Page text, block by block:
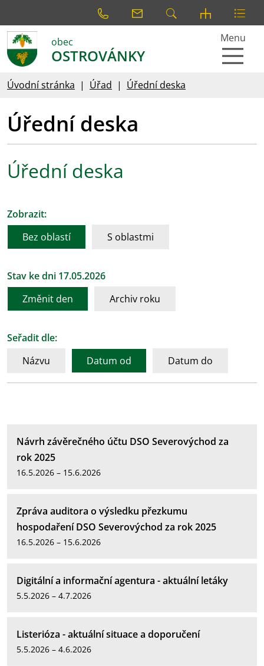
obec
OSTROVÁNKY
Menu
Úvodní stránka Úřad Úřední deska
Úřední deska
Úřední deska
Zobrazit:
Bez oblastí
S oblastmi
Stav ke dni 17.05.2026
Změnit den
Archiv roku
Seřadit dle:
Názvu
Datum od Datum do
Návrh závěrečného účtu DSO Severovýchod za
rok 2025
16.5.2026 – 15.6.2026
Zpráva auditora o výsledku přezkumu
hospodaření DSO Severovýchod za rok 2025
16.5.2026 – 15.6.2026
Digitální a informační agentura - aktuální letáky
5.5.2026 – 4.7.2026
Listerióza - aktuální situace a doporučení
5.5.2026 – 4.6.2026